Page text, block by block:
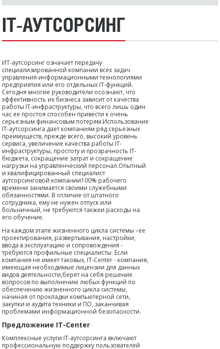
IT-АУТСОРСИНГ
ИТ-аутсорсинг означает передачу
специализированной компании всех задач
управления информационными технологиями
предприятия или его отдельных IT-функций.
Сегодня многие руководители осознают, что
эффективность их бизнеса зависит от качества
работы IT-инфраструктуры, что всего лишь один
час ее простоя способен привести к очень
серьезным финансовым потерям.Использование
IT-аутсорсинга дает компаниям ряд серьезных
преимуществ, прежде всего, высокий уровень
сервиса, увеличение качества работы IT-
инфраструктуры, простоту и прозрачность IT-
бюджета, сокращение затрат и сокращение
нагрузки на управленческий персонал.Опытный
и квалифицированный специалист
аутсорсинговой компании100% рабочего
времени занимается своими служебными
обязанностями. В отличие от штатного
сотрудника, ему не нужен отпуск или
больничный, не требуются такжеи расходы на
его обучение.
На каждом этапе жизненного цикла системы –ее
проектирования, развертывания, настройки,
ввода в эксплуатацию и сопровождения -
требуются профильные специалисты. Если
компания не имеет таковых, IT-Center - компания,
имеющая необходимые лицензии для данных
видов деятельности,берет на себя решение
вопросов по выполнению любых функций по
обеспечению жизненного цикла системы,
начиная от прокладки компьютерной сети,
закупки и аудита техники и ПО, заканчивая
проблемами информационной безопасности.
Предложение IT-Center
Комплексные услуги IT-аутсорсинга включают
профессиональную поддержку пользователей